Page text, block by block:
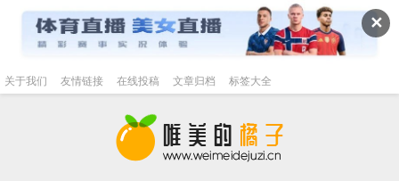
✕
关于我们 友情链接 在线投稿 文章归档 标签大全